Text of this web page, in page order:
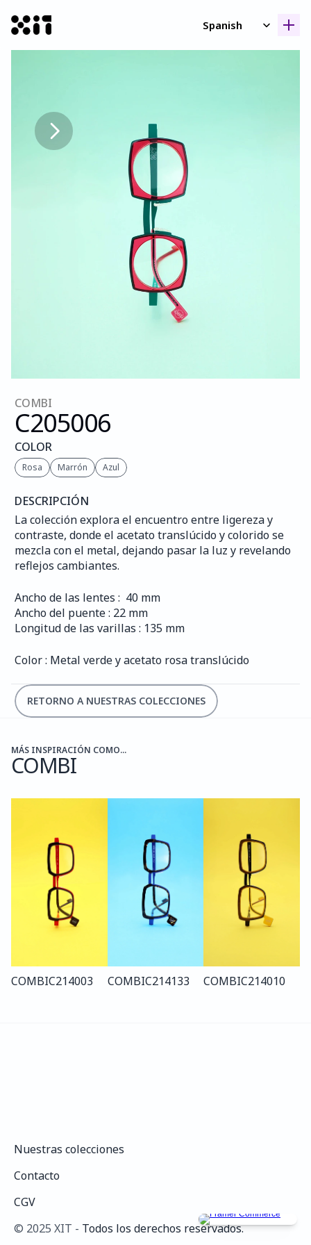
Spanish
COMBI
C205006
COLOR
Rosa Marrón Azul
DESCRIPCIÓN
La colección explora el encuentro entre ligereza y
contraste, donde el acetato translúcido y colorido se
mezcla con el metal, dejando pasar la luz y revelando
reflejos cambiantes.
Ancho de las lentes :  40 mm
Ancho del puente : 22 mm
Longitud de las varillas : 135 mm
Color : Metal verde y acetato rosa translúcido
RETORNO A NUESTRAS COLECCIONES
MÁS INSPIRACIÓN COMO...
COMBI
COMBIC214003 COMBIC214133 COMBIC214010
©️ 2025 XIT - Todos los derechos reservados.
Nuestras colecciones
Contacto
CGV